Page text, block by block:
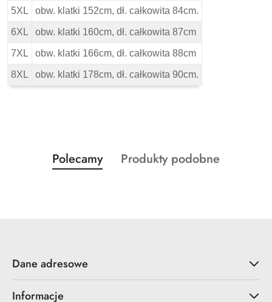
5XL obw. klatki 152cm, dł. całkowita 84cm.
6XL obw. klatki 160cm, dł. całkowita 87cm
7XL obw. klatki 166cm, dł. całkowita 88cm
8XL obw. klatki 178cm, dł. całkowita 90cm.
Pomiń karuzelę produktów
Produkty
o
Polecamy
Produkty
Produkty podobne
Dane adresowe
Informacje